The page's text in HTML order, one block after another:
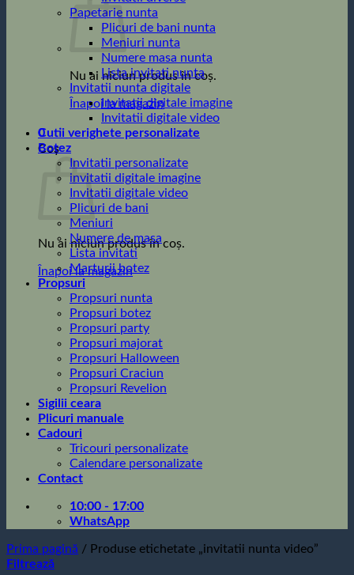
Nu ai niciun produs în coș.
Înapoi la magazin
0
Coș
Nu ai niciun produs în coș.
Înapoi la magazin
Papetarie nunta
Plicuri de bani nunta
Meniuri nunta
Numere masa nunta
Lista invitati nunta
Invitatii nunta digitale
Invitatii digitale imagine
Invitatii digitale video
Cutii verighete personalizate
Botez
Invitatii personalizate
invitatii digitale imagine
Invitatii digitale video
Plicuri de bani
Meniuri
Numere de masa
Lista invitati
Marturii botez
Propsuri
Propsuri nunta
Propsuri botez
Propsuri party
Propsuri majorat
Propsuri Halloween
Propsuri Craciun
Propsuri Revelion
Sigilii ceara
Plicuri manuale
Cadouri
Tricouri personalizate
Calendare personalizate
Contact
10:00 - 17:00
WhatsApp
Prima pagină / Produse etichetate „invitatii nunta video”
Filtrează